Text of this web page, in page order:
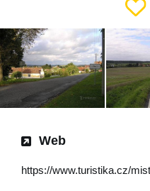
Web
https://www.turistika.cz/